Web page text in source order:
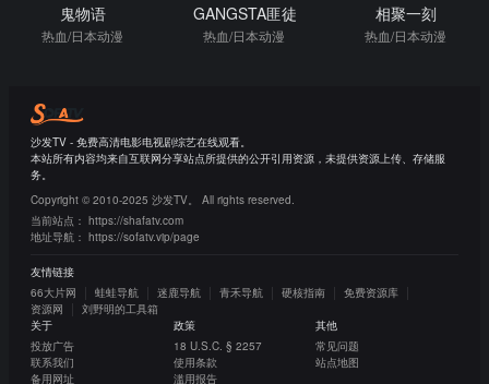
鬼物语
热血/日本动漫
GANGSTA匪徒
热血/日本动漫
相聚一刻
热血/日本动漫
沙发TV - 免费高清电影电视剧综艺在线观看。
本站所有内容均来自互联网分享站点所提供的公开引用资源，未提供资源上传、存储服
务。
Copyright © 2010-2025 沙发TV。 All rights reserved.
当前站点： https://shafatv.com
地址导航： https://sofatv.vip/page
友情链接
66大片网
蛙蛙导航 迷鹿导航 青禾导航 硬核指南
免费资源库
资源网
刘野明的工具箱
关于
投放广告
联系我们
备用网址
政策
18 U.S.C. § 2257
使用条款
滥用报告
其他
常见问题
站点地图